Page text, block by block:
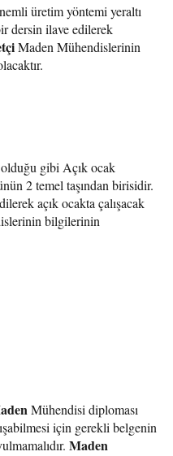
üretim yöntemi yeraltı
dersin ilave edilerek
Maden Mühendislerinin
olduğu gibi Açık ocak
2 temel taşından birisidir.
açık ocakta çalışacak
bilgilerinin
Mühendisi diploması
için gerekli belgenin
Maden